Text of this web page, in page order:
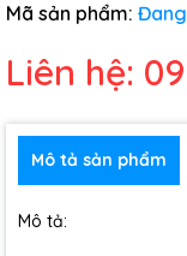
Mã sản phẩm:
Liên hệ:
Mô tả sản phẩm
Mô tả: